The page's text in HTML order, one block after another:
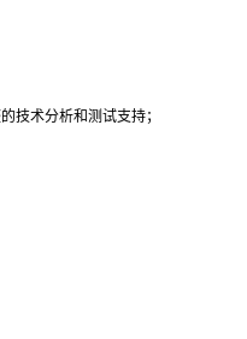
技术分析和测试支持；